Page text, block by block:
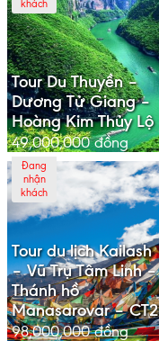
khách
Tour Du Thuyền –
Dương Tử Giang –
Hoàng Kim Thủy Lộ
49,000,000đồng
Đang
nhận
khách
Tour du lịch Kailash
– Vũ Trụ Tâm Linh –
Thánh hồ
Manasarovar – CT2
98,000,000đồng